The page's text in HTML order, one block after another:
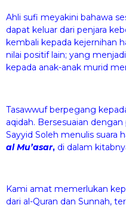
Ahli sufi meyakini bahawa
dapat keluar dari penjara
kembali kepada kejernihan
nilai positif lain; yang
kepada anak-anak murid
Tasawwuf berpegang
aqidah. Bersesuaian dengan
Sayyid Soleh menulis suara
al Mu’asar, di dalam
Kami amat memerlukan
dari al-Quran dan Sunnah,